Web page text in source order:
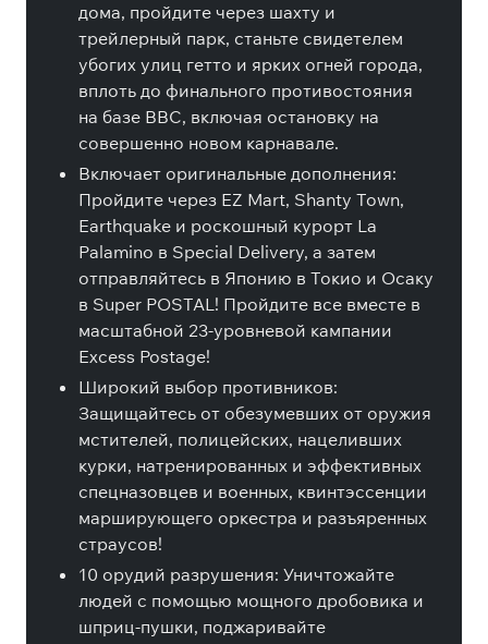
дома, пройдите через шахту и
трейлерный парк, станьте свидетелем
убогих улиц гетто и ярких огней города,
вплоть до финального противостояния
на базе ВВС, включая остановку на
совершенно новом карнавале.
Включает оригинальные дополнения:
Пройдите через EZ Mart, Shanty Town,
Earthquake и роскошный курорт La
Palamino в Special Delivery, а затем
отправляйтесь в Японию в Токио и Осаку
в Super POSTAL! Пройдите все вместе в
масштабной 23-уровневой кампании
Excess Postage!
Широкий выбор противников:
Защищайтесь от обезумевших от оружия
мстителей, полицейских, нацеливших
курки, натренированных и эффективных
спецназовцев и военных, квинтэссенции
марширующего оркестра и разъяренных
страусов!
10 орудий разрушения: Уничтожайте
людей с помощью мощного дробовика и
шприц-пушки, поджаривайте